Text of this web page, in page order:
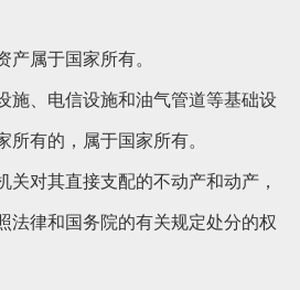
属于国家所有。
、电信设施和油气管道等基础设
有的，属于国家所有。
其直接支配的不动产和动产，
法律和国务院的有关规定处分的权